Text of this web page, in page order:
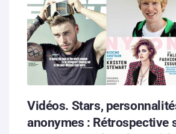
Contacts
Hébergement solidaire
Vidéos. Stars,
anonymes : Rétrospective